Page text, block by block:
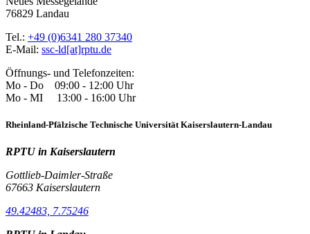
76829 Landau
Tel.: +49 (0)6341 280 37340
E-Mail: ssc-ld[at]rptu.de
Öffnungs- und Telefonzeiten:
Mo - Do 09:00 - 12:00 Uhr
Mo - MI 13:00 - 16:00 Uhr
Rheinland-Pfälzische Technische Universität Kaiserslautern-Landau
RPTU in Kaiserslautern
Gottlieb-Daimler-Straße
67663 Kaiserslautern
49.42483, 7.75246